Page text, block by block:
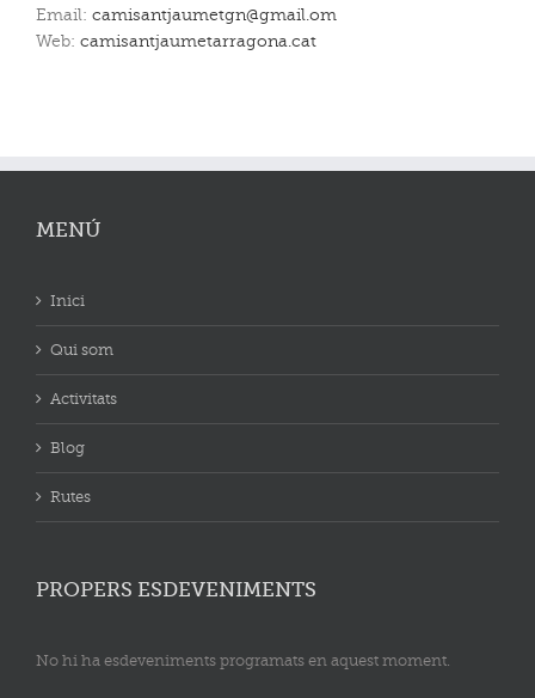
Email: camisantjaumetgn@gmail.om
Web: camisantjaumetarragona.cat
MENÚ
Inici
Qui som
Activitats
Blog
Rutes
PROPERS ESDEVENIMENTS
No hi ha esdeveniments programats en aquest moment.